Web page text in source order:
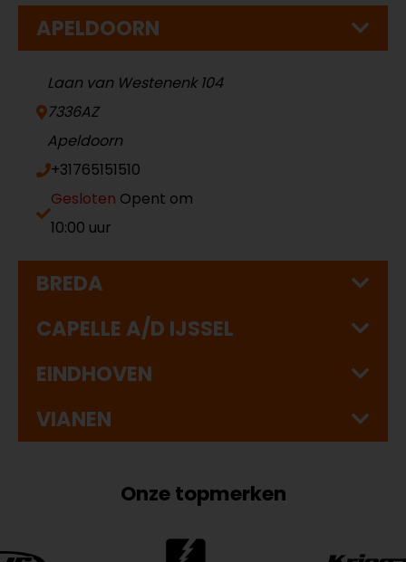
APELDOORN
Laan van Westenenk 104
7336AZ
Apeldoorn
+31765151510
Gesloten Opent om
10:00 uur
BREDA
CAPELLE A/D IJSSEL
EINDHOVEN
VIANEN
Onze topmerken